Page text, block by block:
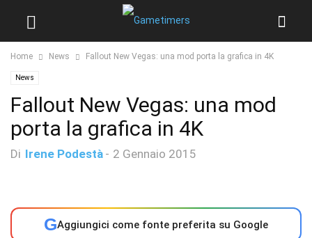
Home News Fallout New Vegas: una mod porta la grafica in 4K
News
Fallout New Vegas: una mod
porta la grafica in 4K
Di Irene Podestà - 2 Gennaio 2015
GAggiungici come fonte preferita su Google